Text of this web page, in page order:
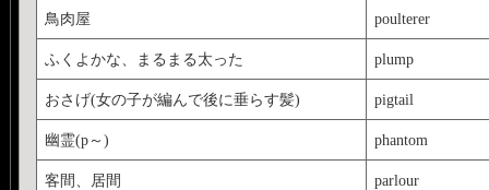
鳥肉屋 poulterer
ふくよかな、まるまる太った plump
おさげ(女の子が編んで後に垂らす髪) pigtail
幽霊(p～) phantom
客間、居間 parlour